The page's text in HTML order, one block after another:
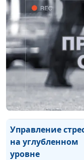
Проблема
история,
причины
Секреты счастья
Управление
на углубленном
уровне